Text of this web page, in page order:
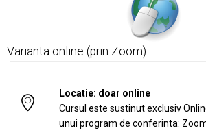
Varianta online (prin Zoom)
Locatie: doar online
Cursul este sustinut exclusiv
unui program de conferinta: